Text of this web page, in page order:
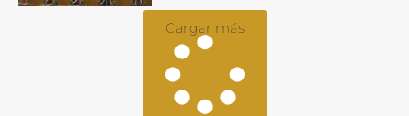
Cargar más